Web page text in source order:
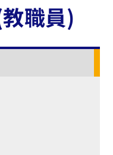
職員)